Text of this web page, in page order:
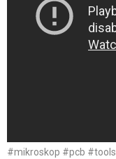
#mikroskop #pcb